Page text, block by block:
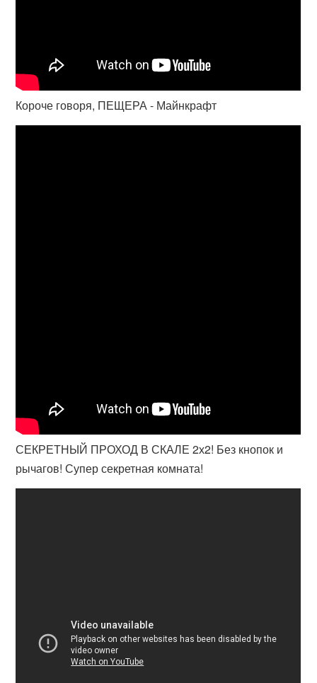
Короче говоря, ПЕЩЕРА - Майнкрафт
СЕКРЕТНЫЙ ПРОХОД В СКАЛЕ 2х2! Без кнопок и
рычагов! Супер секретная комната!